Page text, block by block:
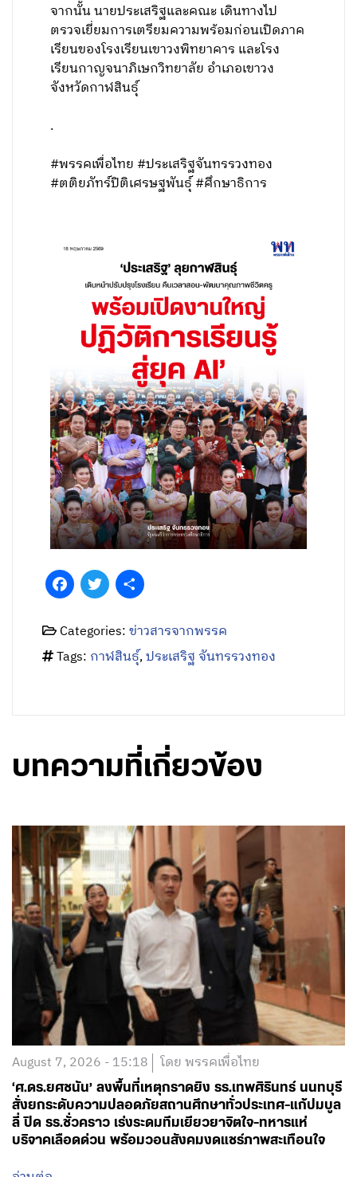
จากนั้น นายประเสริฐและคณะ เดินทางไป
ตรวจเยี่ยมการเตรียมความพร้อมก่อนเปิดภาค
เรียนของโรงเรียนเขาวงพิทยาคาร และโรง
เรียนกาญจนาภิเษกวิทยาลัย อำเภอเขาวง
จังหวัดกาฬสินธุ์
.
#พรรคเพื่อไทย #ประเสริฐจันทรรวงทอง
#ตติยภัทร์ปิติเศรษฐพันธุ์ #ศึกษาธิการ
FacebookTwitter
Categories:ข่าวสารจากพรรค
Tags: กาฬสินธุ์,ประเสริฐ จันทรรวงทอง
บทความที่เกี่ยวข้อง
August 7, 2026 - 15:18 โดย พรรคเพื่อไทย
‘ศ.ดร.ยศชนัน’ ลงพื้นที่เหตุกราดยิง รร.เทพศิรินทร์ นนทบุรี
สั่งยกระดับความปลอดภัยสถานศึกษาทั่วประเทศ-แก้ปมบูล
ลี่ ปิด รร.ชั่วคราว เร่งระดมทีมเยียวยาจิตใจ-ทหารแห่
บริจาคเลือดด่วน พร้อมวอนสังคมงดแชร์ภาพสะเทือนใจ